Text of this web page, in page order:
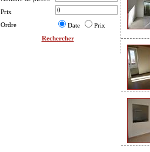
Prix
Ordre
Date
Prix
Rechercher